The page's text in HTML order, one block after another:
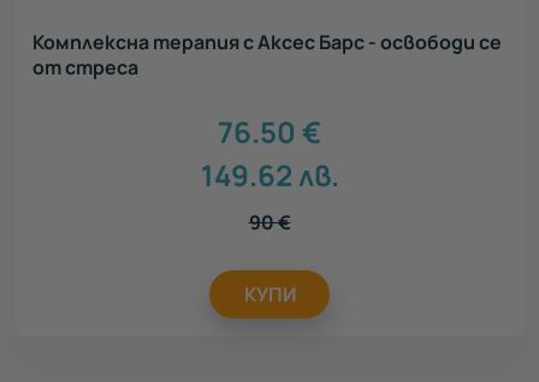
Комплексна терапия с Аксес Барс - освободи се
от стреса
76.50 €
149.62лв.
90€
КУПИ